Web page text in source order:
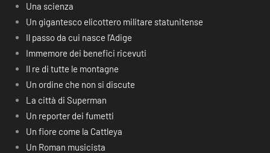
Una scienza
Un gigantesco elicottero militare statunitense
Il passo da cui nasce l’Adige
Immemore dei benefici ricevuti
Il re di tutte le montagne
Un ordine che non si discute
La città di Superman
Un reporter dei fumetti
Un fiore come la Cattleya
Un Roman musicista